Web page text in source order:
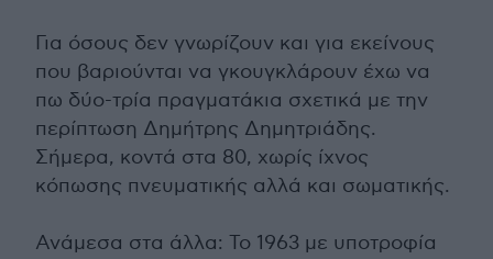
Για όσους δεν γνωρίζουν και για εκείνους
που βαριούνται να γκουγκλάρουν έχω να
πω δύο-τρία πραγματάκια σχετικά με την
περίπτωση Δημήτρης Δημητριάδης.
Σήμερα, κοντά στα 80, χωρίς ίχνος
κόπωσης πνευματικής αλλά και σωματικής.
Ανάμεσα στα άλλα: Το 1963 με υποτροφία